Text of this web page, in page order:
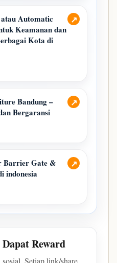
↗
Automatic
Keamanan dan
Kota di
↗
Bandung –
Bergaransi
↗
Barrier Gate &
indonesia
Reward